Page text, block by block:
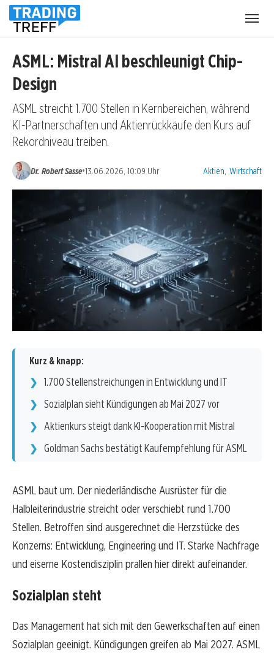
ASML: Mistral AI beschleunigt Chip-
Design
ASML streicht 1.700 Stellen in Kernbereichen, während
KI-Partnerschaften und Aktienrückkäufe den Kurs auf
Rekordniveau treiben.
Dr. Robert Sasse•13.06.2026, 10:09 Uhr Kategorien:
Aktien Wirtschaft
Kurz & knapp:
1.700 Stellenstreichungen in Entwicklung und IT
Sozialplan sieht Kündigungen ab Mai 2027 vor
Aktienkurs steigt dank KI-Kooperation mit Mistral
Goldman Sachs bestätigt Kaufempfehlung für ASML
ASML baut um. Der niederländische Ausrüster für die
Halbleiterindustrie streicht oder verschiebt rund 1.700
Stellen. Betroffen sind ausgerechnet die Herzstücke des
Konzerns: Entwicklung, Engineering und IT. Starke Nachfrage
und eiserne Kostendisziplin prallen hier direkt aufeinander.
Sozialplan steht
Das Management hat sich mit den Gewerkschaften auf einen
Sozialplan geeinigt. Kündigungen greifen ab Mai 2027. ASML